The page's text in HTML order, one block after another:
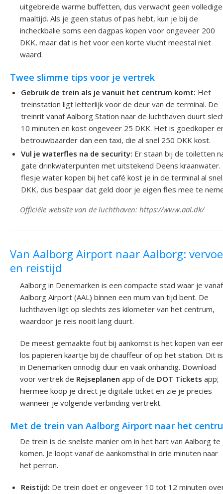
uitgebreide warme buffetten, dus verwacht geen volledige
maaltijd. Als je geen status of pas hebt, kun je bij de
incheckbalie soms een dagpas kopen voor ongeveer 200
DKK, maar dat is het voor een korte vlucht meestal niet
waard.
Twee slimme tips voor je vertrek
Gebruik de trein als je vanuit het centrum komt: Het
treinstation ligt letterlijk voor de deur van de terminal. De
treinrit vanaf Aalborg Station naar de luchthaven duurt
10 minuten en kost ongeveer 25 DKK. Het is goedkoper
betrouwbaarder dan een taxi, die al snel 250 DKK kost.
Vul je waterfles na de security: Er staan bij de toiletten
gate drinkwaterpunten met uitstekend Deens kraanwater.
flesje water kopen bij het café kost je in de terminal al
DKK, dus bespaar dat geld door je eigen fles mee te
Officiële website van de luchthaven: https://www.aal.dk/
Van Aalborg Airport naar Aalborg:
en reistijd
Aalborg in Denemarken is een compacte stad waar je vanaf
Aalborg Airport (AAL) binnen een mum van tijd bent. De
luchthaven ligt op slechts zes kilometer van het centrum,
waardoor je reis nooit lang duurt.
De meest gemaakte fout bij aankomst is het kopen van
los papieren kaartje bij de chauffeur of op het station. Dit is
in Denemarken onnodig duur en vaak onhandig. Download
voor vertrek de Rejseplanen app of de DOT Tickets app;
hiermee koop je direct je digitale ticket en zie je precies
wanneer je volgende verbinding vertrekt.
Met de trein van Aalborg Airport naar het
De trein is de snelste manier om in het hart van Aalborg te
komen. Je loopt vanaf de aankomsthal in drie minuten naar
het perron.
Reistijd: De trein doet er ongeveer 10 tot 12 minuten